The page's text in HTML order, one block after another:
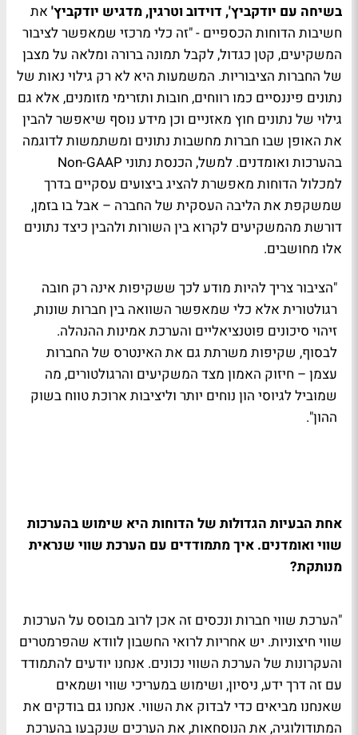
בשיחה עם יודקביץ', דוידוב וטרגין, מדגיש יודקביץ' את
חשיבות הדוחות הכספיים - "זה כלי מרכזי שמאפשר לציבור
המשקיעים, קטן כגדול, לקבל תמונה ברורה ומלאה על מצבן
של החברות הציבוריות. המשמעות היא לא רק גילוי נאות של
נתונים פיננסיים כמו רווחים, חובות ותזרימי מזומנים, אלא גם
גילוי של נתונים חוץ מאזניים וכן מידע נוסף שיאפשר להבין
את האופן שבו חברות מחשבות נתונים ומשתמשות לדוגמה
למכלול הדוחות מאפשרת להציג ביצועים עסקיים בדרך
שמשקפת את הליבה העסקית של החברה – אבל בו בזמן,
דורשת מהמשקיעים לקרוא בין השורות ולהבין כיצד נתונים
אלו מחושבים.
"הציבור צריך להיות מודע לכך ששקיפות אינה רק חובה
רגולטורית אלא כלי שמאפשר השוואה בין חברות שונות,
זיהוי סיכונים פוטנציאליים והערכת אמינות ההנהלה.
לבסוף, שקיפות משרתת גם את האינטרס של החברות
עצמן – חיזוק האמון מצד המשקיעים והרגולטורים, מה
שמוביל לגיוסי הון נוחים יותר וליציבות ארוכת טווח בשוק
ההון".
אחת הבעיות הגדולות של הדוחות היא שימוש בהערכות
שווי ואומדנים. איך מתמודדים עם הערכת שווי שנראית
מנותקת?
"הערכת שווי חברות ונכסים זה אכן לרוב מבוסס על הערכות
שווי חיצוניות. יש אחריות לרואי החשבון לוודא שהפרמטרים
והעקרונות של הערכת השווי נכונים. אנחנו יודעים להתמודד
עם זה דרך ידע, ניסיון, ושימוש במעריכי שווי ושמאים
שאנחנו מביאים כדי לבדוק את השווי. אנחנו גם בודקים את
המתודולוגיה, את הנוסחאות, את הערכים שנקבעו בהערכת